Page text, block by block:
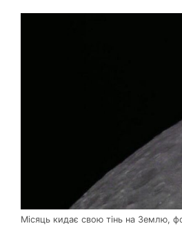
Місяць кидає свою тінь на Землю,